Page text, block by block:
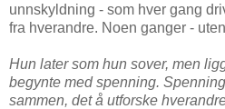
unnskyldning - som hver gang
fra hverandre. Noen ganger -
Hun later som hun sover, men
begynte med spenning.
sammen, det å utforske